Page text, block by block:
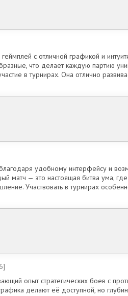
с отличной графикой и
что делает каждую партию
в турнирах. Она отлично
удобному интерфейсу и
матч — это настоящая битва ума,
Участвовать в турнирах
опыт стратегических боев с
делают её доступной, но